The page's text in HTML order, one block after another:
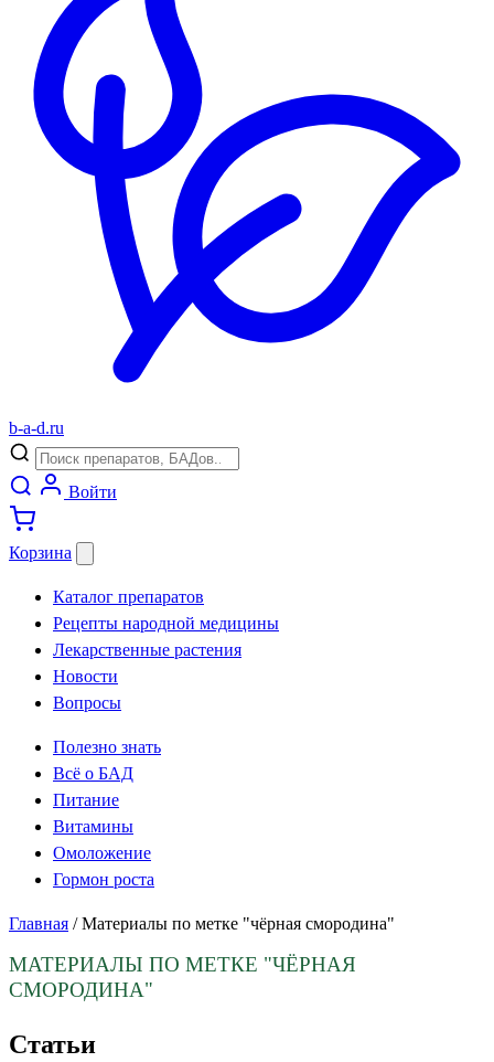
b-a-d.ru
Войти
Корзина
Каталог препаратов
Рецепты народной медицины
Лекарственные растения
Новости
Вопросы
Полезно знать
Всё о БАД
Питание
Витамины
Омоложение
Гормон роста
Главная / Материалы по метке "чёрная смородина"
МАТЕРИАЛЫ ПО МЕТКЕ "ЧЁРНАЯ
СМОРОДИНА"
Статьи